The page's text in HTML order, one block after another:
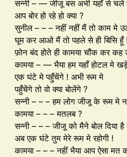
सन्नी – — जीजू बस अभी यहाँ से चले
आप बोर हो रहे हो क्या ?
सुनील – – – नहीं नहीं मैं तो काम मे
घूम कर आओ मैं तो पहले से ही बिसि हूँ
फ़ोन बंद होते ही कामया चौंक कर कह
कामया – — भैया हम यहाँ होटल मे
एक घंटे मे पहुँचेंगे ! अभी रूम मे
पहुँचेंगे तो वो क्या बोलेंगे ?
सन्नी – – – हम लोग जीजू के रूम मे
कामया – – – मतलब ?
सन्नी – – – जीजू को मैने बोल दिया
अब एक घंटे तुम मेरे रूम मे रहोगी !
कामया – – – नहीं भैया आप ऐसा मत